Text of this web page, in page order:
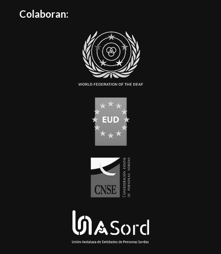
Colaboran: